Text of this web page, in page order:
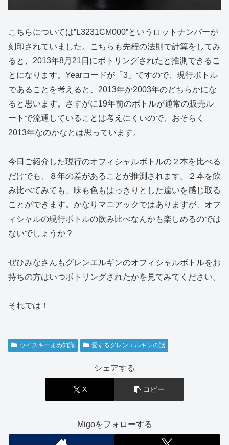
こちらについては”L3231CM000”というロットナンバーが
刻印されていました。こちらも先程の法則で計算をしてみ
ると、2013年8月21日にボトリングされたと推測できるこ
とになります。Yearコードが「3」ですので、現行ボトル
であることを考えると、2013年か2003年のどちらかにな
ると思います。さすがに19年前のボトルが通常の販売ル
ートで流通していることは考えにくいので、おそらく
2013年なのかなとは思っています。
今日ご紹介した現行のオフィシャルボトルの２本を比べる
だけでも、８年の差があることが推測されます。２本を飲
み比べてみても、味も色もはっきりとした違いを感じ取る
ことができます。かなりマニアックではありますが、オフ
ィシャルの現行ボトルの飲み比べなんかも楽しめるのでは
ないでしょうか？
ぜひみなさんもグレンエルギンのオフィシャルボトルをお
持ちの方はいつボトリングされたかを見てみてください。
それでは！
ウイスキーまめ知識 愛するグレンエルギンの話
シェアする
X コピー
Migoをフォローする